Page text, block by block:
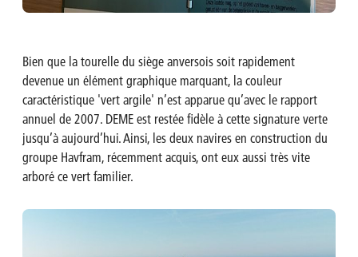
Bien que la tourelle du siège anversois soit rapidement
devenue un élément graphique marquant, la couleur
caractéristique 'vert argile' n’est apparue qu’avec le rapport
annuel de 2007. DEME est restée fidèle à cette signature verte
jusqu’à aujourd’hui. Ainsi, les deux navires en construction du
groupe Havfram, récemment acquis, ont eux aussi très vite
arboré ce vert familier.